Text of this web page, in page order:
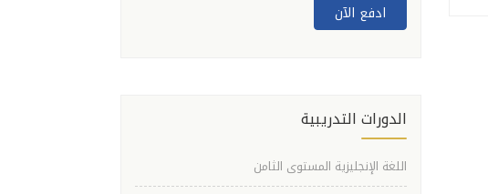
ادفع الآن
الدورات التدريبية
اللغة الإنجليزية المستوى الثامن